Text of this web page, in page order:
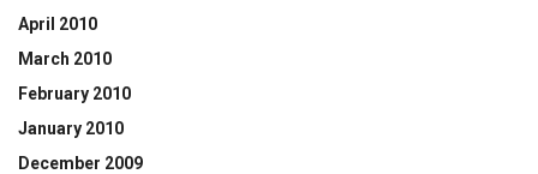
April 2010
March 2010
February 2010
January 2010
December 2009